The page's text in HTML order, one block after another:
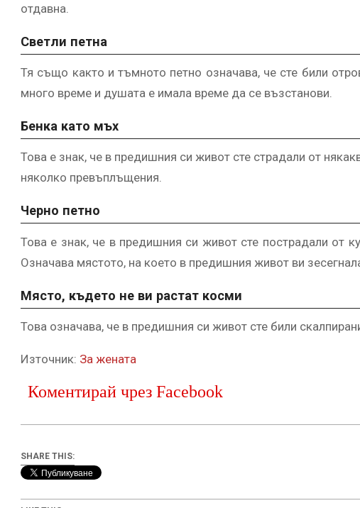
отдавна.
Светли петна
Тя също както и тъмното петно ​​означава, че сте били
много време и душата е имала време да се възстанови.
Бенка като мъх
Това е знак, че в предишния си живот сте страдали от
няколко превъплъщения.
Черно петно
Това е знак, че в предишния си живот сте пострадали от
Означава мястото, на което в предишния живот ви
Място, където не ви растат косми
Това означава, че в предишния си живот сте били
Източник: За жената
Коментирай чрез Facebook
SHARE THIS: